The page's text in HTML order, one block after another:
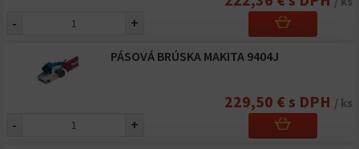
- +
PÁSOVÁ BRÚSKA MAKITA 9404J
229,50 € s DPH / ks
- +